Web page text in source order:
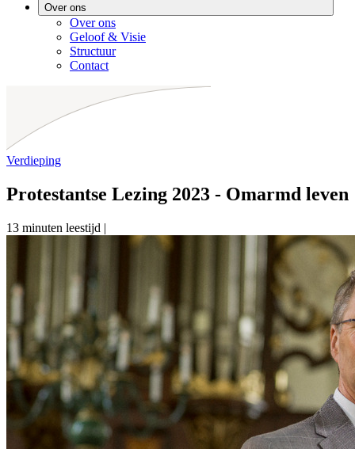
Over ons
Over ons
Geloof & Visie
Structuur
Contact
Verdieping
Protestantse Lezing 2023 - Omarmd leven
13 minuten leestijd |